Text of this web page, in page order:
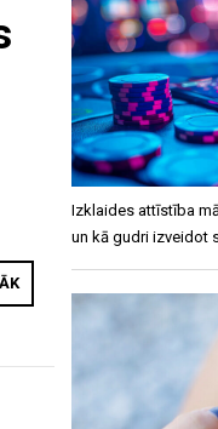
Izklaides attīstība
un kā gudri izveidot